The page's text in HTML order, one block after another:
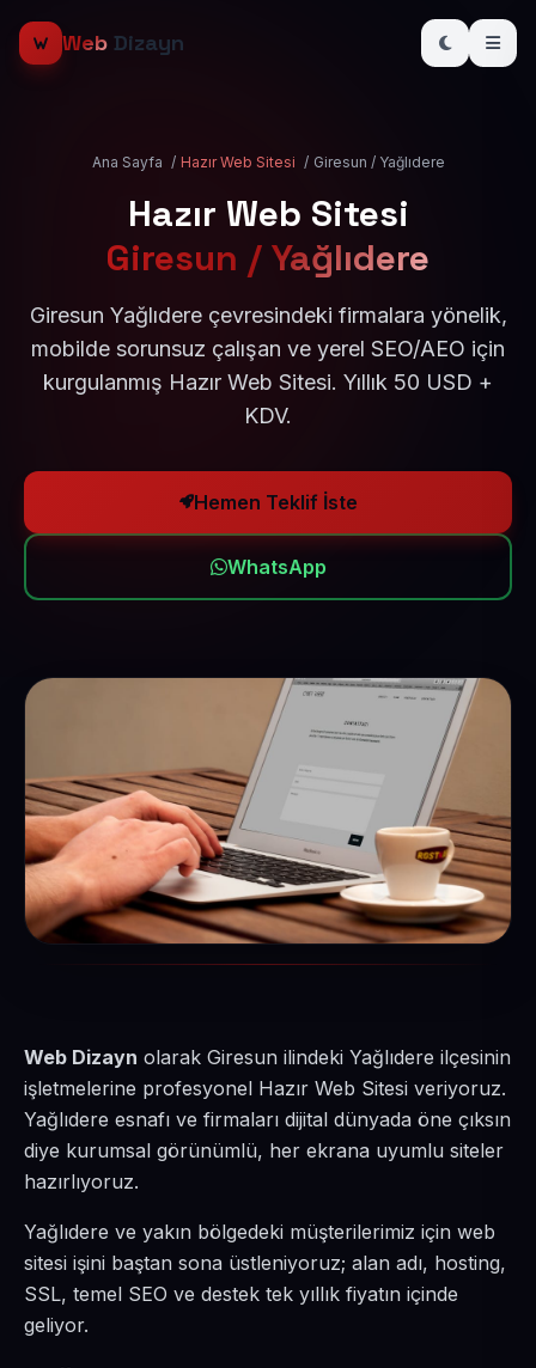
Web Dizayn
Ana Sayfa / Hazır Web Sitesi / Giresun / Yağlıdere
Hazır Web Sitesi
Giresun / Yağlıdere
Giresun Yağlıdere çevresindeki firmalara yönelik,
mobilde sorunsuz çalışan ve yerel SEO/AEO için
kurgulanmış Hazır Web Sitesi. Yıllık 50 USD +
KDV.
Hemen Teklif İste
WhatsApp
Web Dizayn olarak Giresun ilindeki Yağlıdere ilçesinin
işletmelerine profesyonel Hazır Web Sitesi veriyoruz.
Yağlıdere esnafı ve firmaları dijital dünyada öne çıksın
diye kurumsal görünümlü, her ekrana uyumlu siteler
hazırlıyoruz.
Yağlıdere ve yakın bölgedeki müşterilerimiz için web
sitesi işini baştan sona üstleniyoruz; alan adı, hosting,
SSL, temel SEO ve destek tek yıllık fiyatın içinde
geliyor.